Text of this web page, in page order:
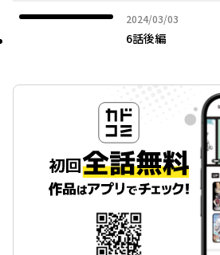
2024/03/03
2024年03月03日
6話後編